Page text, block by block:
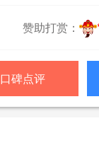
赞助打赏：
口碑点评